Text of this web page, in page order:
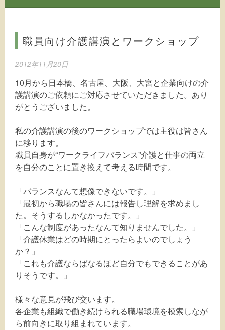
職員向け介護講演とワークショップ
2012年11月20日
10月から日本橋、名古屋、大阪、大宮と企業向けの介
護講演のご依頼にご対応させていただきました。あり
がとうございました。
私の介護講演の後のワークショップでは主役は皆さん
に移ります。
職員自身が“ワークライフバランス”介護と仕事の両立
を自分のことに置き換えて考える時間です。
「バランスなんて想像できないです。」
「最初から職場の皆さんには報告し理解を求めまし
た。そうするしかなかったです。」
「こんな制度があったなんて知りませんでした。」
「介護休業はどの時期にとったらよいのでしょう
か？」
「これも介護ならばなるほど自分でもできることがあ
りそうです。」
様々な意見が飛び交います。
各企業も組織で働き続けられる職場環境を模索しなが
ら前向きに取り組まれています。